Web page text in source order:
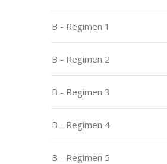
B - Regimen 1
B - Regimen 2
B - Regimen 3
B - Regimen 4
B - Regimen 5